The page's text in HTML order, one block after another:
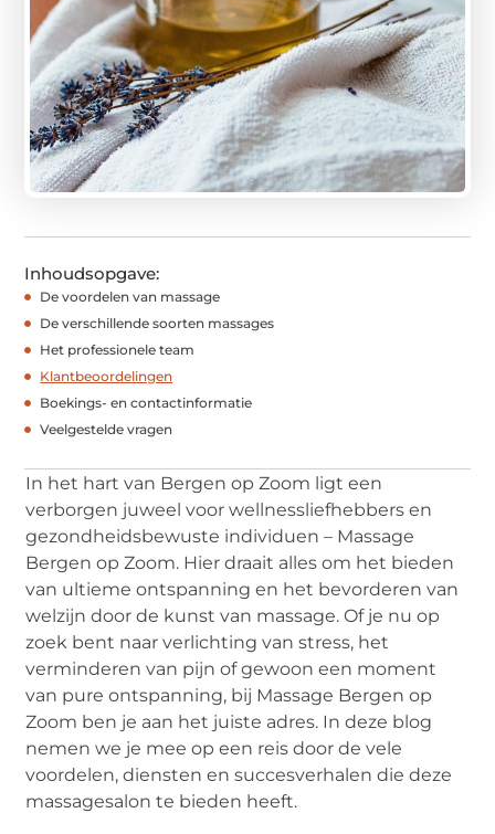
Inhoudsopgave:
De voordelen van massage
De verschillende soorten massages
Het professionele team
Klantbeoordelingen
Boekings- en contactinformatie
Veelgestelde vragen
In het hart van Bergen op Zoom ligt een
verborgen juweel voor wellnessliefhebbers en
gezondheidsbewuste individuen – Massage
Bergen op Zoom. Hier draait alles om het bieden
van ultieme ontspanning en het bevorderen van
welzijn door de kunst van massage. Of je nu op
zoek bent naar verlichting van stress, het
verminderen van pijn of gewoon een moment
van pure ontspanning, bij Massage Bergen op
Zoom ben je aan het juiste adres. In deze blog
nemen we je mee op een reis door de vele
voordelen, diensten en succesverhalen die deze
massagesalon te bieden heeft.